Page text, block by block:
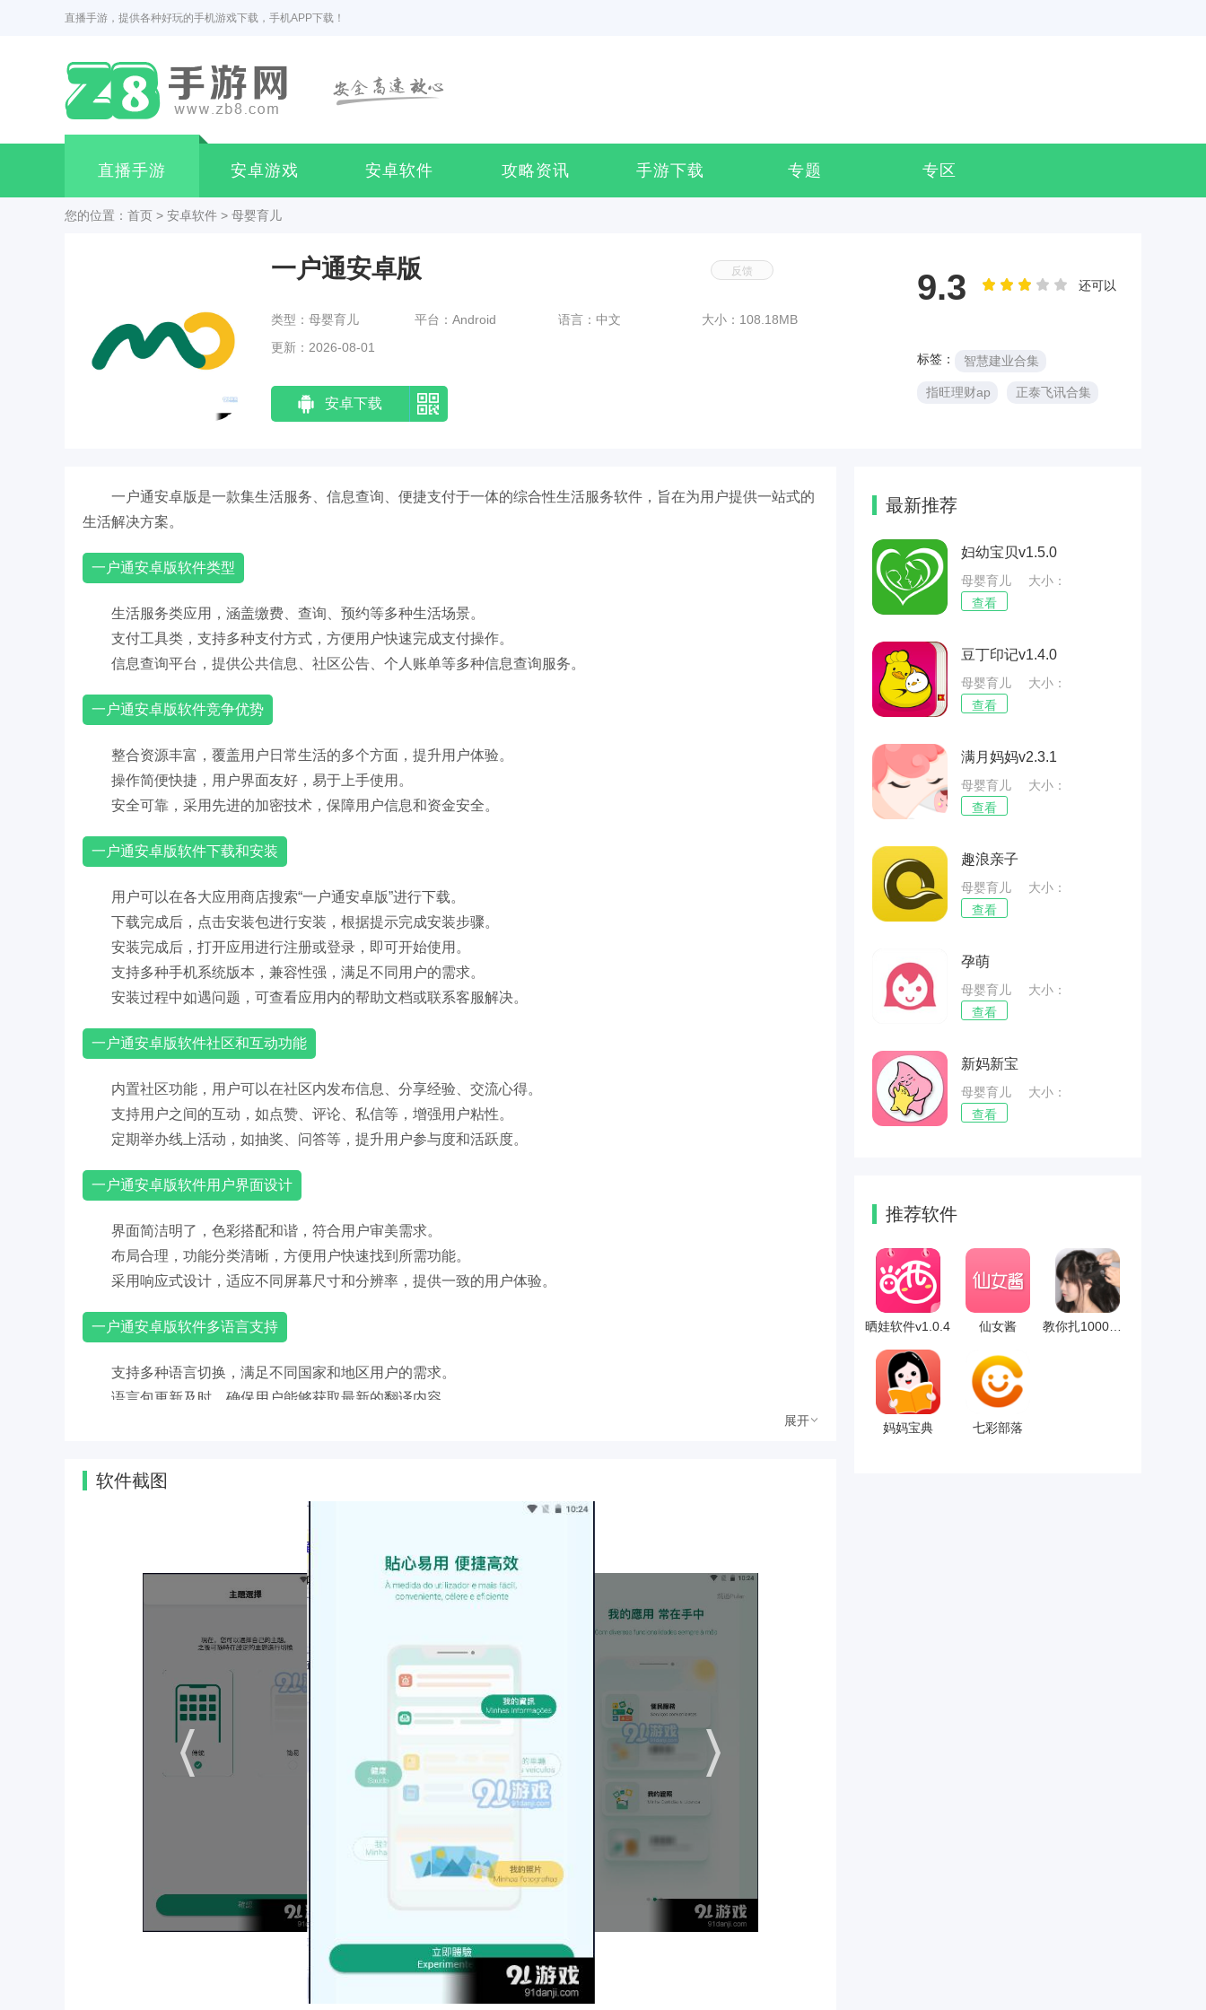
直播手游，提供各种好玩的手机游戏下载，手机APP下载！
直播手游 安卓游戏 安卓软件 攻略资讯 手游下载 专题 专区
您的位置： 首页 > 安卓软件 > 母婴育儿
类型：母婴育儿 平台：Android 语言：中文
大小：108.18MB
更新：2026-08-01
安卓下载
还可以
9.3
标签： 智慧建业合集
指旺理财ap 正泰飞讯合集
一户通安卓版
一户通安卓版是一款集生活服务、信息查询、便捷支付于一体的综合性生活服务软件，旨在为用户提供一站式的
生活解决方案。
一户通安卓版软件类型
生活服务类应用，涵盖缴费、查询、预约等多种生活场景。
支付工具类，支持多种支付方式，方便用户快速完成支付操作。
信息查询平台，提供公共信息、社区公告、个人账单等多种信息查询服务。
一户通安卓版软件竞争优势
整合资源丰富，覆盖用户日常生活的多个方面，提升用户体验。
操作简便快捷，用户界面友好，易于上手使用。
安全可靠，采用先进的加密技术，保障用户信息和资金安全。
一户通安卓版软件下载和安装
用户可以在各大应用商店搜索“一户通安卓版”进行下载。
下载完成后，点击安装包进行安装，根据提示完成安装步骤。
安装完成后，打开应用进行注册或登录，即可开始使用。
支持多种手机系统版本，兼容性强，满足不同用户的需求。
安装过程中如遇问题，可查看应用内的帮助文档或联系客服解决。
一户通安卓版软件社区和互动功能
内置社区功能，用户可以在社区内发布信息、分享经验、交流心得。
支持用户之间的互动，如点赞、评论、私信等，增强用户粘性。
定期举办线上活动，如抽奖、问答等，提升用户参与度和活跃度。
一户通安卓版软件用户界面设计
界面简洁明了，色彩搭配和谐，符合用户审美需求。
布局合理，功能分类清晰，方便用户快速找到所需功能。
采用响应式设计，适应不同屏幕尺寸和分辨率，提供一致的用户体验。
一户通安卓版软件多语言支持
支持多种语言切换，满足不同国家和地区用户的需求。
语言包更新及时，确保用户能够获取最新的翻译内容。
多语言支持不仅提升了软件的国际化水平，也增强了用户的满意度和忠诚度。
展开
软件截图
最新推荐
妇幼宝贝v1.5.0
母婴育儿
大小：
35.73MB
查看
豆丁印记v1.4.0
母婴育儿
大小：
36.89MB
查看
满月妈妈v2.3.1
母婴育儿
大小：
59.42MB
查看
趣浪亲子
母婴育儿
大小：
59.06MB
查看
孕萌
母婴育儿
大小：
72.29MB
查看
新妈新宝
母婴育儿
大小：
67.43MB
查看
推荐软件
晒娃软件v1.0.4 仙女酱 教你扎1000种头发
妈妈宝典 七彩部落
反馈